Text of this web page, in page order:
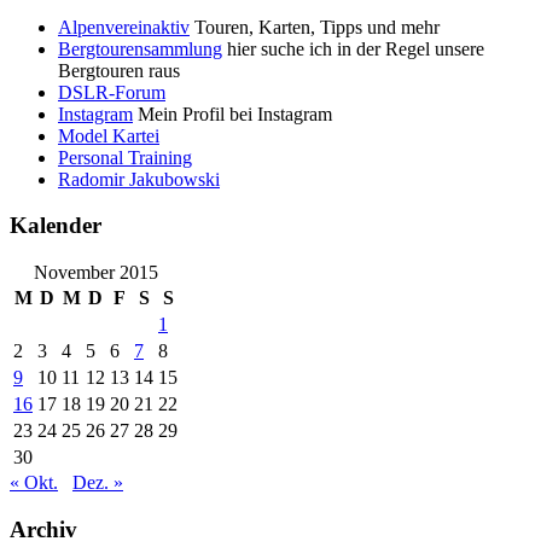
Alpenvereinaktiv Touren, Karten, Tipps und mehr
Bergtourensammlung hier suche ich in der Regel unsere
Bergtouren raus
DSLR-Forum
Instagram Mein Profil bei Instagram
Model Kartei
Personal Training
Radomir Jakubowski
Kalender
November 2015
M D M D F S
S
1
2
3 4 5 6 7
8
9
10 11 12 13 14 15
16 17 18 19 20 21 22
23 24 25 26 27 28 29
30
« Okt.
Dez. »
Archiv